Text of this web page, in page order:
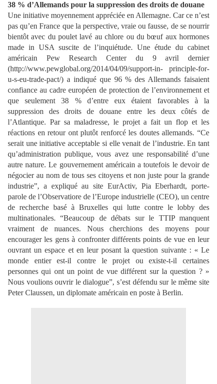
38 % d’Allemands pour la suppression des droits de douane
Une initiative moyennement appréciée en Allemagne. Car ce n’est
pas qu’en France que la perspective, vraie ou fausse, de se nourrir
bientôt avec du poulet lavé au chlore ou du bœuf aux hormones
made in USA suscite de l’inquiétude. Une étude du cabinet
américain Pew Research Center du 9 avril dernier
(http://www.pewglobal.org/2014/04/09/support-in- principle-for-
u-s-eu-trade-pact/) a indiqué que 96 % des Allemands faisaient
confiance aucadre européen de protection de l’environnement et
que seulement 38 % d’entre eux étaient favorables à la
suppression des droits de douane entre les deux côtés de
l’Atlantique. Par sa maladresse, le projet a fait un flop et les
réactions en retour ont plutôt renforcé les doutes allemands. “Ce
serait une initiative acceptable si elle venait de l’industrie. En tant
qu’administration publique, vous avez une responsabilité d’une
autre nature. Le gouvernement américain a toutefois le devoir de
négocier au nom de tous ses citoyens et non juste pour la grande
industrie”, a expliqué au site EurActiv, Pia Eberhardt, porte-
parole de l’Observatiore de l’Europe industrielle (CEO), un centre
de recherche basé à Bruxelles qui lutte contre le lobby des
multinationales. “Beaucoup de débats sur le TTIP manquent
vraiment de nuances. Nous cherchions des moyens pour
encourager les gens à confronter différents points de vue en leur
ouvrant un espace et en leur posant la question suivante : « Le
monde entier est-il contre le projet ou existe-t-il certaines
personnes qui ont un point de vue différent sur la question ? »
Nous voulions ouvrir le dialogue”, s’est défendu sur le même site
Peter Claussen, un diplomate américain en poste à Berlin.